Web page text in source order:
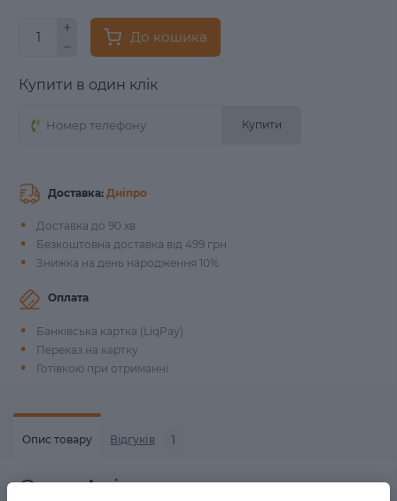
До кошика
Купити в один клік
Купити
Доставка: Дніпро
Доставка до 90 хв
Безкоштовна доставка від 499 грн
Знижка на день народження 10%
Оплата
Банківська картка (LiqPay)
Переказ на картку
Готівкою при отриманні
Опис товару Відгуків 1
Опис Арігато